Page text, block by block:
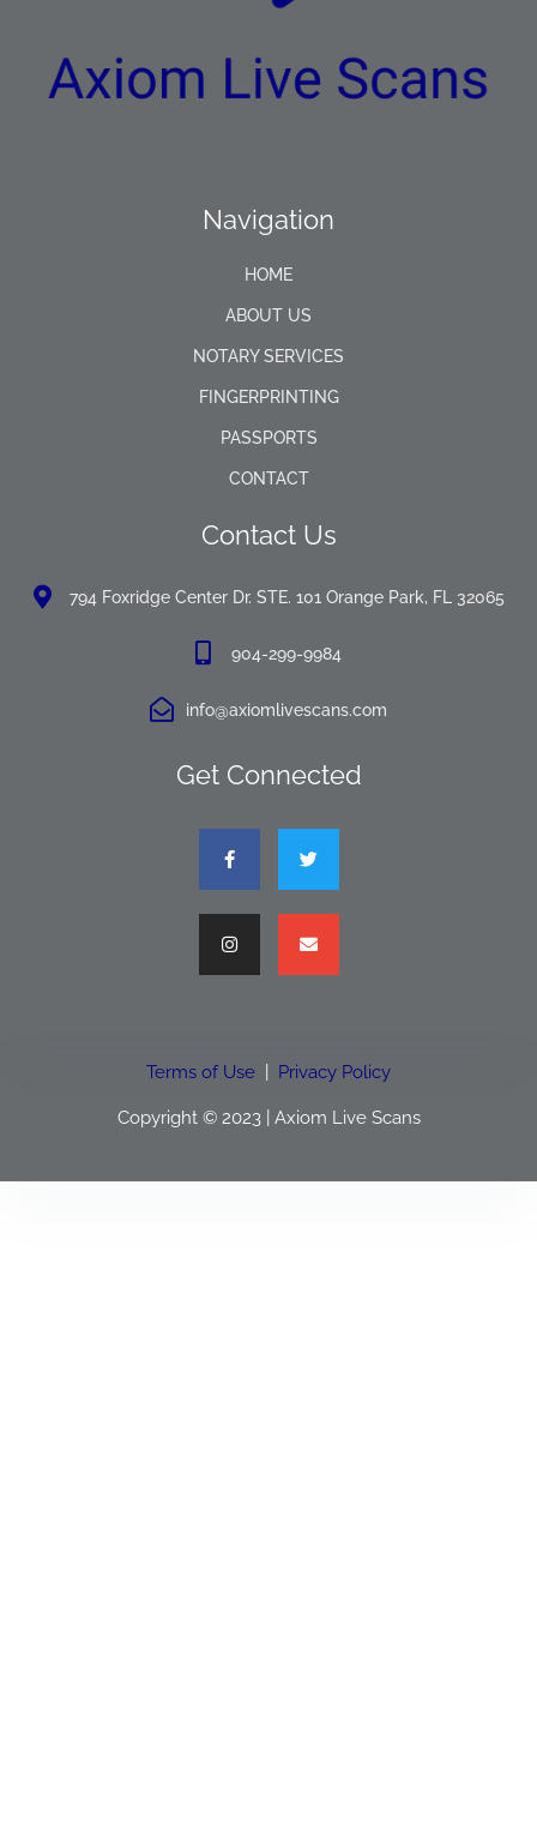
Navigation
HOME
ABOUT US
NOTARY SERVICES
FINGERPRINTING
PASSPORTS
CONTACT
Contact Us
794 Foxridge Center Dr. STE. 101 Orange Park, FL 32065
904-299-9984
info@axiomlivescans.com
Get Connected
Terms of Use Privacy Policy
Copyright © 2023 | Axiom Live Scans